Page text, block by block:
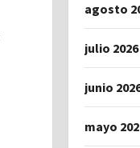
agosto
julio 2026
junio
mayo